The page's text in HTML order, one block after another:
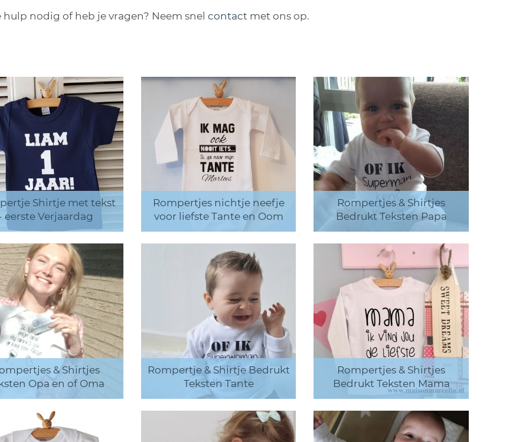
hulp nodig of heb je vragen? Neem snel contact met ons op.
Shirtje met tekst
eerste Verjaardag
Rompertjes nichtje neefje
voor liefste Tante en Oom
Rompertjes & Shirtjes
Bedrukt Teksten Papa
& Shirtjes
Opa en of Oma
Rompertje & Shirtje Bedrukt
Teksten Tante
Rompertjes & Shirtjes
Bedrukt Teksten Mama